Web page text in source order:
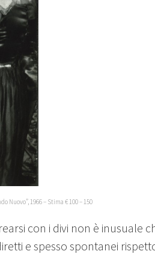
Nuovo”, 1966 – Stima € 100 – 150
con i divi non è inusuale
e spesso spontanei